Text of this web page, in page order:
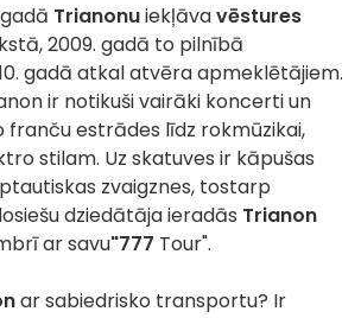
Trianonuiekļāvavēstures
2009. gadā to pilnībā
gadā atkal atvēra apmeklētājiem.
ir notikuši vairāki koncerti un
franču estrādes līdz rokmūzikai,
stilam. Uz skatuves ir kāpušas
zvaigznes, tostarp
dziedātāja ieradās Trianon
ar savu"777 Tour".
ar sabiedrisko transportu? Ir